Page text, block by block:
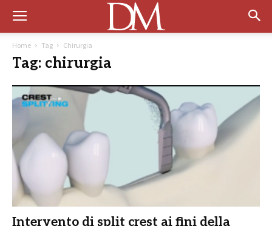
Home Tag Chirurgia
Tag: chirurgia
Intervento di split crest ai fini della